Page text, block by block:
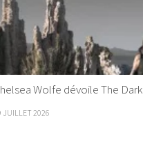
Wolfe dévoile The Dark
JUILLET 2026